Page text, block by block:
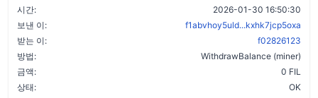
시간:
2026-01-30 16:50:30
보낸 이:
f1abvhoy5uld...kxhk7jcp5oxa
받는 이:
f02826123
방법:
WithdrawBalance (miner)
금액:
0 FIL
상태:
OK